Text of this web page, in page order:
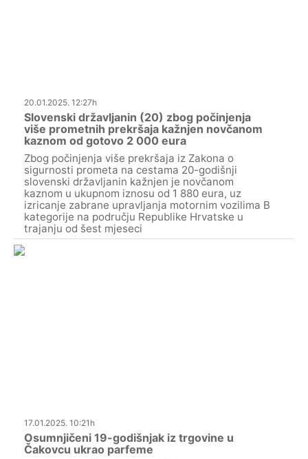
20.01.2025. 12:27h
Slovenski državljanin (20) zbog počinjenja
više prometnih prekršaja kažnjen novčanom
kaznom od gotovo 2 000 eura
Zbog počinjenja više prekršaja iz Zakona o
sigurnosti prometa na cestama 20-godišnji
slovenski državljanin kažnjen je novčanom
kaznom u ukupnom iznosu od 1 880 eura, uz
izricanje zabrane upravljanja motornim vozilima B
kategorije na području Republike Hrvatske u
trajanju od šest mjeseci
17.01.2025. 10:21h
Osumnjičeni 19-godišnjak iz trgovine u
Čakovcu ukrao parfeme